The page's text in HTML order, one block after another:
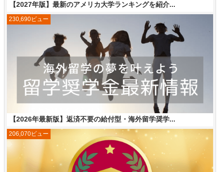
【2027年版】最新のアメリカ大学ランキングを紹介...
【2026年最新版】返済不要の給付型・海外留学奨学...
230,690ビュー
206,070ビュー